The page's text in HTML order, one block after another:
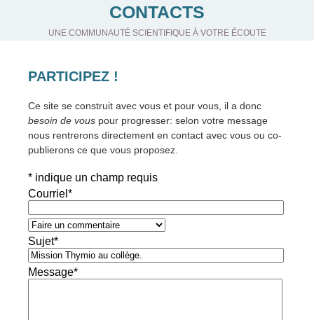
CONTACTS
UNE COMMUNAUTÉ SCIENTIFIQUE À VOTRE ÉCOUTE
PARTICIPEZ !
Ce site se construit avec vous et pour vous, il a donc
besoin de vous pour progresser: selon votre message
nous rentrerons directement en contact avec vous ou co-
publierons ce que vous proposez.
* indique un champ requis
Courriel *
Sujet*
Message*